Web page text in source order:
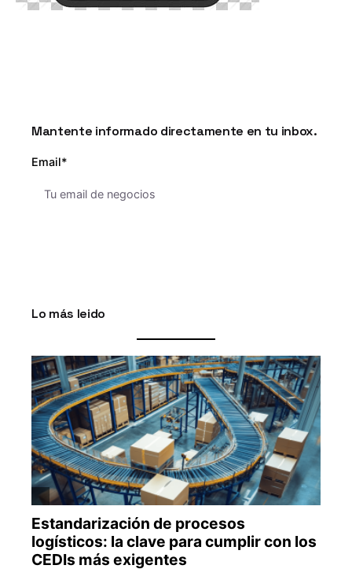
Mantente informado directamente en tu inbox.
Email*
Lo más leido